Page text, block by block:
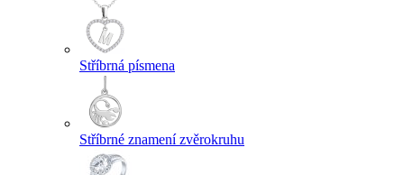
Stříbrná písmena
Stříbrné znamení zvěrokruhu